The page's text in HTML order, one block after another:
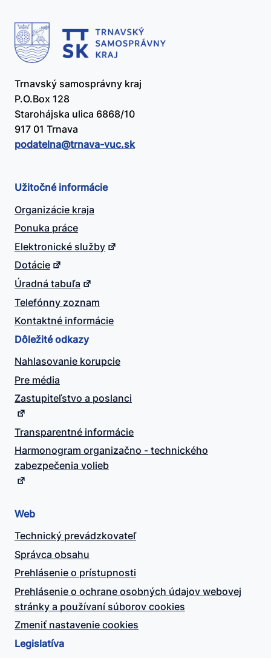
Trnavský samosprávny kraj
P.O.Box 128
Starohájska ulica 6868/10
917 01 Trnava
podatelna@​trnava-vuc.sk
Užitočné informácie
Organizácie kraja
Ponuka práce
Elektronické služby
Dotácie
Úradná tabuľa
Telefónny zoznam
Kontaktné informácie
Dôležité odkazy
Nahlasovanie korupcie
Pre média
Zastupiteľstvo a poslanci
Transparentné informácie
Harmonogram organizačno - technického
zabezpečenia volieb
Web
Technický prevádzkovateľ
Správca obsahu
Prehlásenie o prístupnosti
Prehlásenie o ochrane osobných údajov webovej
stránky a používaní súborov cookies
Zmeniť nastavenie cookies
Legislatíva